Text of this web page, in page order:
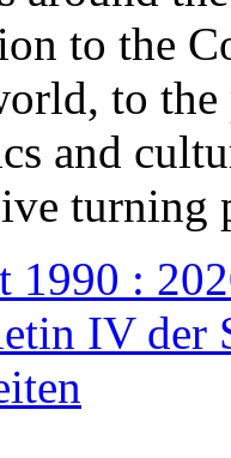
to the
to the
and
turning
1990 :
IV der